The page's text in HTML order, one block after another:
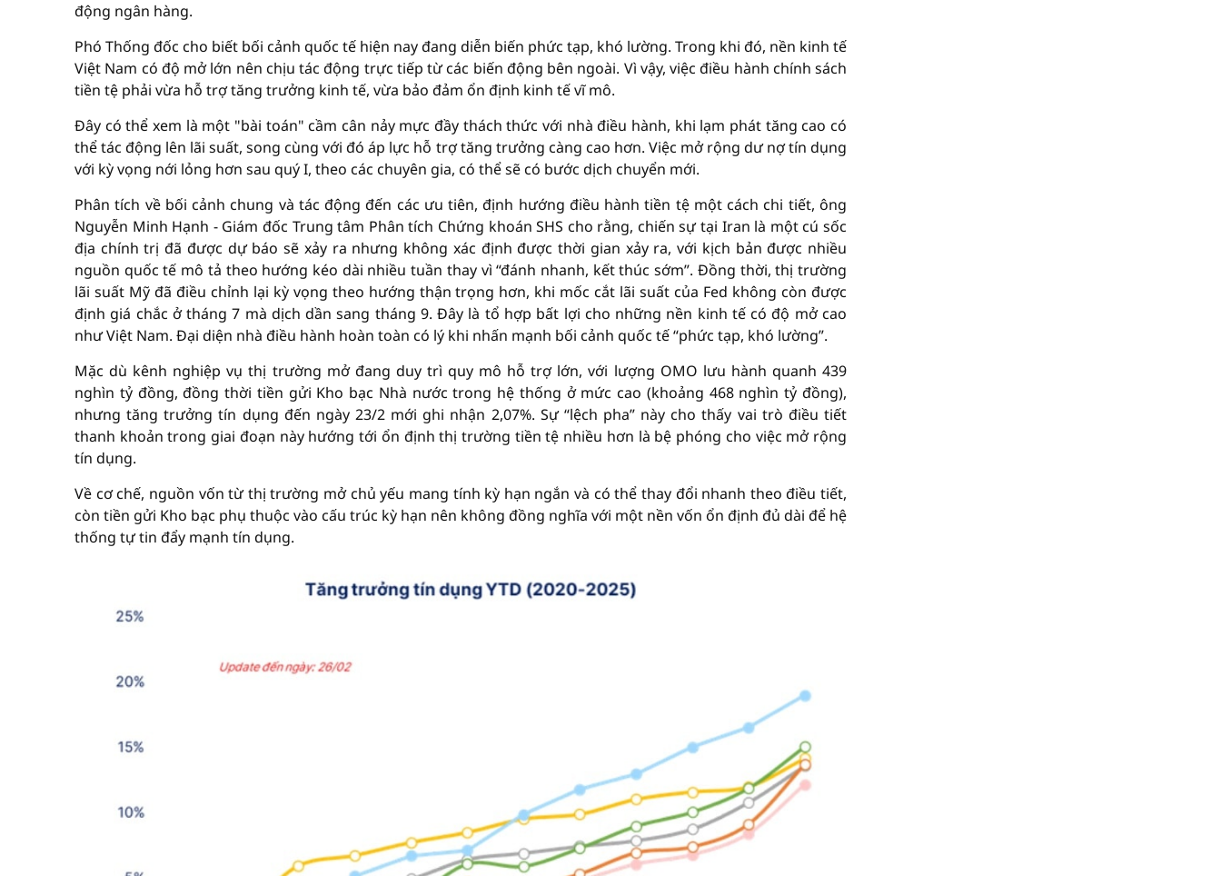
động ngân hàng.
Phó Thống đốc cho biết bối cảnh quốc tế hiện nay đang diễn biến phức tạp, khó lường. Trong khi đó, nền kinh tế
Việt Nam có độ mở lớn nên chịu tác động trực tiếp từ các biến động bên ngoài. Vì vậy, việc điều hành chính sách
tiền tệ phải vừa hỗ trợ tăng trưởng kinh tế, vừa bảo đảm ổn định kinh tế vĩ mô.
Đây có thể xem là một "bài toán" cầm cân nảy mực đầy thách thức với nhà điều hành, khi lạm phát tăng cao có
thể tác động lên lãi suất, song cùng với đó áp lực hỗ trợ tăng trưởng càng cao hơn. Việc mở rộng dư nợ tín dụng
với kỳ vọng nới lỏng hơn sau quý I, theo các chuyên gia, có thể sẽ có bước dịch chuyển mới.
Phân tích về bối cảnh chung và tác động đến các ưu tiên, định hướng điều hành tiền tệ một cách chi tiết, ông
Nguyễn Minh Hạnh - Giám đốc Trung tâm Phân tích Chứng khoán SHS cho rằng, chiến sự tại Iran là một cú sốc
địa chính trị đã được dự báo sẽ xảy ra nhưng không xác định được thời gian xảy ra, với kịch bản được nhiều
nguồn quốc tế mô tả theo hướng kéo dài nhiều tuần thay vì “đánh nhanh, kết thúc sớm”. Đồng thời, thị trường
lãi suất Mỹ đã điều chỉnh lại kỳ vọng theo hướng thận trọng hơn, khi mốc cắt lãi suất của Fed không còn được
định giá chắc ở tháng 7 mà dịch dần sang tháng 9. Đây là tổ hợp bất lợi cho những nền kinh tế có độ mở cao
như Việt Nam. Đại diện nhà điều hành hoàn toàn có lý khi nhấn mạnh bối cảnh quốc tế “phức tạp, khó lường”.
Mặc dù kênh nghiệp vụ thị trường mở đang duy trì quy mô hỗ trợ lớn, với lượng OMO lưu hành quanh 439
nghìn tỷ đồng, đồng thời tiền gửi Kho bạc Nhà nước trong hệ thống ở mức cao (khoảng 468 nghìn tỷ đồng),
nhưng tăng trưởng tín dụng đến ngày 23/2 mới ghi nhận 2,07%. Sự “lệch pha” này cho thấy vai trò điều tiết
thanh khoản trong giai đoạn này hướng tới ổn định thị trường tiền tệ nhiều hơn là bệ phóng cho việc mở rộng
tín dụng.
Về cơ chế, nguồn vốn từ thị trường mở chủ yếu mang tính kỳ hạn ngắn và có thể thay đổi nhanh theo điều tiết,
còn tiền gửi Kho bạc phụ thuộc vào cấu trúc kỳ hạn nên không đồng nghĩa với một nền vốn ổn định đủ dài để hệ
thống tự tin đẩy mạnh tín dụng.